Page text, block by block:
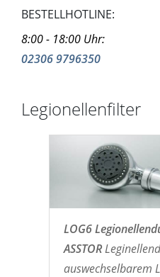
BESTELLHOTLINE:
8:00 - 18:00 Uhr:
02306 9796350
Legionellenfilter
LOG6
ASSTOR
auswechselbarem